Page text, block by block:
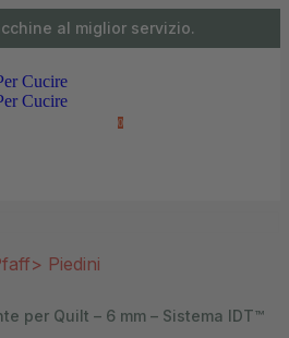
al miglior servizio.
0
> Piedini
per Quilt – 6 mm – Sistema IDT™